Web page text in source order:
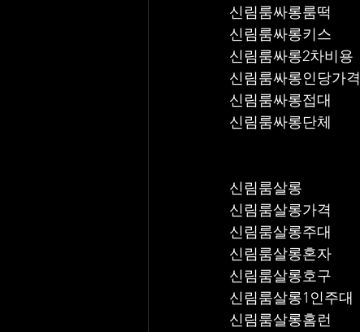
신림룸싸롱룸떡
신림룸싸롱키스
신림룸싸롱2차비용
신림룸싸롱인당가격
신림룸싸롱접대
신림룸싸롱단체
신림룸살롱
신림룸살롱가격
신림룸살롱주대
신림룸살롱혼자
신림룸살롱호구
신림룸살롱1인주대
신림룸살롱홈런